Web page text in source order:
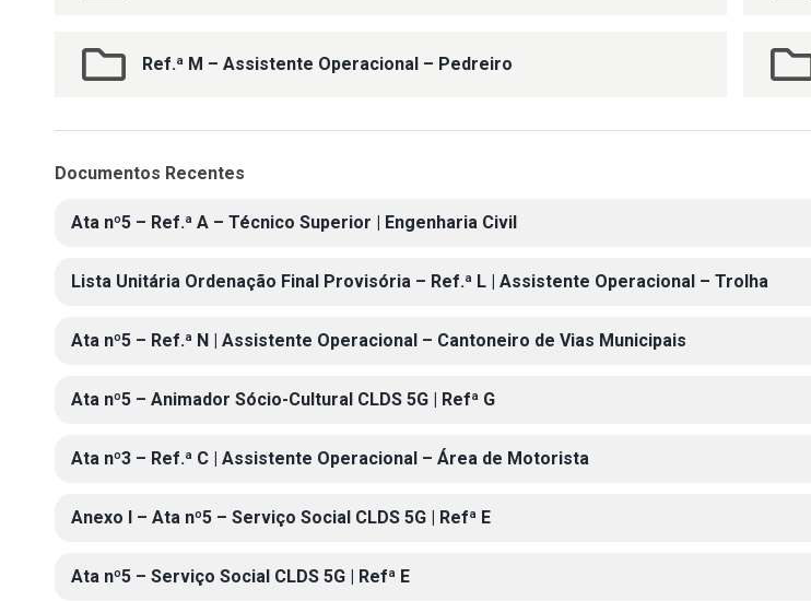
Ref.ª M – Assistente Operacional – Pedreiro
Documentos Recentes
Ata nº5 – Ref.ª A – Técnico Superior | Engenharia Civil
Lista Unitária Ordenação Final Provisória – Ref.ª L | Assistente Operacional – Trolha
Ata nº5 – Ref.ª N | Assistente Operacional – Cantoneiro de Vias Municipais
Ata nº5 – Animador Sócio-Cultural CLDS 5G | Refª G
Ata nº3 – Ref.ª C | Assistente Operacional – Área de Motorista
Anexo I – Ata nº5 – Serviço Social CLDS 5G | Refª E
Ata nº5 – Serviço Social CLDS 5G | Refª E